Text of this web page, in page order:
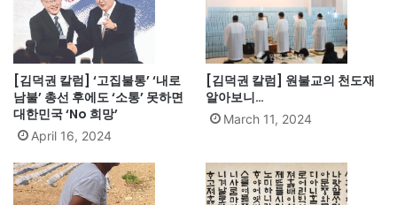
[김덕권 칼럼] ‘고집불통’ ‘내로
남불’ 총선 후에도 ‘소통’ 못하면
대한민국 ‘No 희망’
April 16, 2024
[김덕권 칼럼] 원불교의 천도재
알아보니…
March 11, 2024